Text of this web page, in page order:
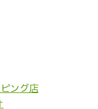
ング店